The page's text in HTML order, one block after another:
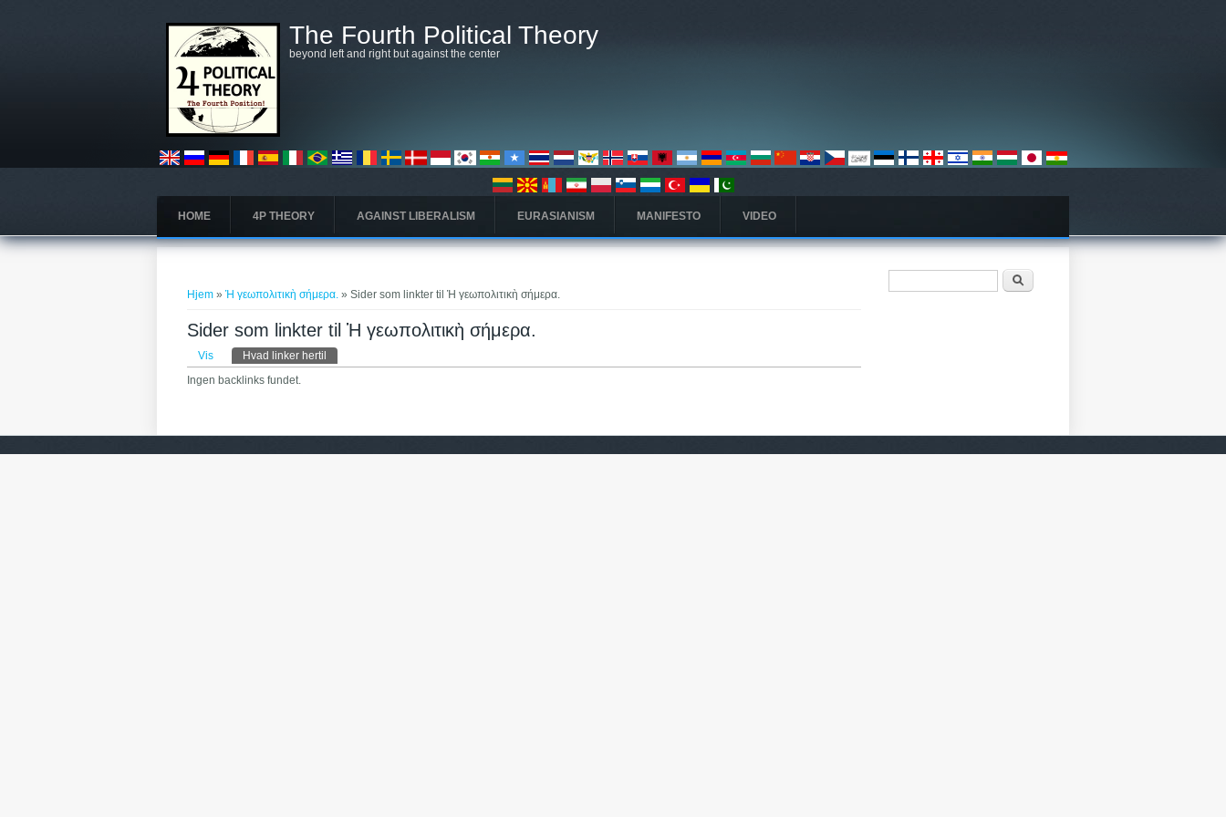
The Fourth Political Theory
beyond left and right but against the center
HOME 4P THEORY AGAINST LIBERALISM EURASIANISM MANIFESTO VIDEO
Hjem »Ἡ γεωπολιτικὴ σήμερα. » Sider som linkter til Ἡ γεωπολιτικὴ σήμερα.
Sider som linkter til Ἡ γεωπολιτικὴ σήμερα.
Primære faneblade
Vis Hvad linker hertil
Ingen backlinks fundet.